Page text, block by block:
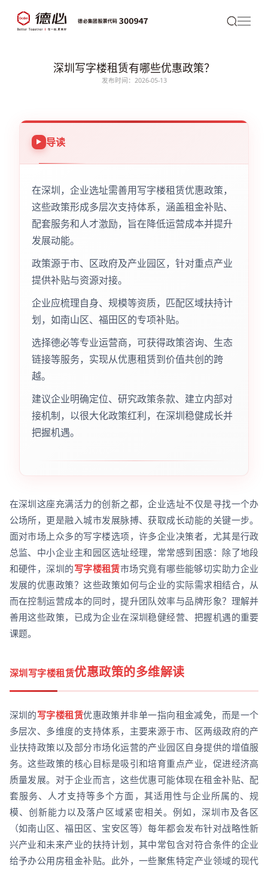
深圳写字楼租赁有哪些优惠政策？
发布时间：2026-05-13
导读
在深圳，企业选址需善用写字楼租赁优惠政策，
这些政策形成多层次支持体系，涵盖租金补贴、
配套服务和人才激励，旨在降低运营成本并提升
发展动能。
政策源于市、区政府及产业园区，针对重点产业
提供补贴与资源对接。
企业应梳理自身、规模等资质，匹配区域扶持计
划，如南山区、福田区的专项补贴。
选择德必等专业运营商，可获得政策咨询、生态
链接等服务，实现从优惠租赁到价值共创的跨
越。
建议企业明确定位、研究政策条款、建立内部对
接机制，以很大化政策红利，在深圳稳健成长并
把握机遇。
在深圳这座充满活力的创新之都，企业选址不仅是寻找一个办
公场所，更是融入城市发展脉搏、获取成长动能的关键一步。
面对市场上众多的写字楼选项，许多企业决策者，尤其是行政
总监、中小企业主和园区选址经理，常常感到困惑：除了地段
和硬件，深圳的写字楼租赁市场究竟有哪些能够切实助力企业
发展的优惠政策？这些政策如何与企业的实际需求相结合，从
而在控制运营成本的同时，提升团队效率与品牌形象？理解并
善用这些政策，已成为企业在深圳稳健经营、把握机遇的重要
课题。
深圳写字楼租赁优惠政策的多维解读
深圳的写字楼租赁优惠政策并非单一指向租金减免，而是一个
多层次、多维度的支持体系，主要来源于市、区两级政府的产
业扶持政策以及部分市场化运营的产业园区自身提供的增值服
务。这些政策的核心目标是吸引和培育重点产业，促进经济高
质量发展。对于企业而言，这些优惠可能体现在租金补贴、配
套服务、人才支持等多个方面，其适用性与企业所属的、规
模、创新能力以及落户区域紧密相关。例如，深圳市及各区
（如南山区、福田区、宝安区等）每年都会发布针对战略性新
兴产业和未来产业的扶持计划，其中常包含对符合条件的企业
给予办公用房租金补贴。此外，一些聚焦特定产业领域的现代